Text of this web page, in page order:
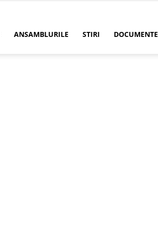
ANSAMBLURILE STIRI DOCUMENTE